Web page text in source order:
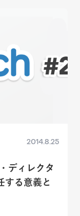
2014.8.25
ディレクタ
する意義と